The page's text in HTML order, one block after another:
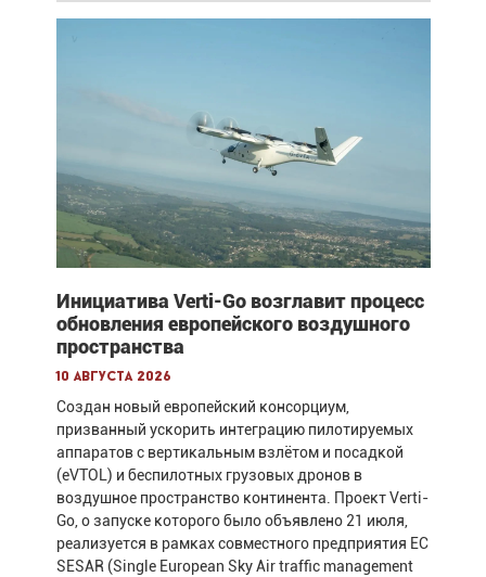
Инициатива Verti-Go возглавит процесс
обновления европейского воздушного
пространства
10 августа 2026
Создан новый европейский консорциум,
призванный ускорить интеграцию пилотируемых
аппаратов с вертикальным взлётом и посадкой
(eVTOL) и беспилотных грузовых дронов в
воздушное пространство континента. Проект Verti-
Go, о запуске которого было объявлено 21 июля,
реализуется в рамках совместного предприятия ЕС
SESAR (Single European Sky Air traffic management